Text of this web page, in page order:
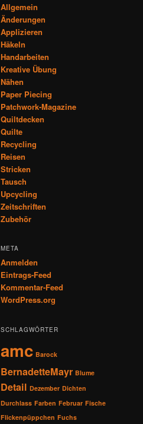
Allgemein
Änderungen
Applizieren
Häkeln
Handarbeiten
Kreative Übung
Nähen
Paper Piecing
Patchwork-Magazine
Quiltdecken
Quilte
Recycling
Reisen
Stricken
Tausch
Upcycling
Zeitschriften
Zubehör
META
Anmelden
Eintrags-Feed
Kommentar-Feed
WordPress.org
SCHLAGWÖRTER
amc Barock
BernadetteMayr Blume
Detail Dezember Dichten
Durchlass Farben Februar Fische
Flickenpüppchen Fuchs